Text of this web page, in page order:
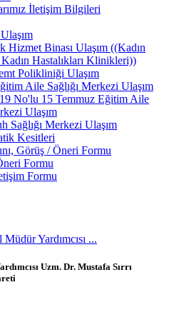
İletişim Bilgileri
Hizmet Binası Ulaşım ((Kadın
Hastalıkları Klinikleri))
Polikliniği Ulaşım
Aile Sağlığı Merkezi Ulaşım
No'lu 15 Temmuz Eğitim Aile
Ulaşım
Sağlığı Merkezi Ulaşım
Kesitleri
Görüş / Öneri Formu
Formu
Formu
Yardımcısı ...
Uzm. Dr. Mustafa Sırrı